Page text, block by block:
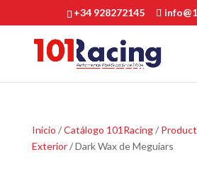
+34 928272145
Inicio /Catálogo 101Racing/
Exterior/ Dark Wax de Meguiars